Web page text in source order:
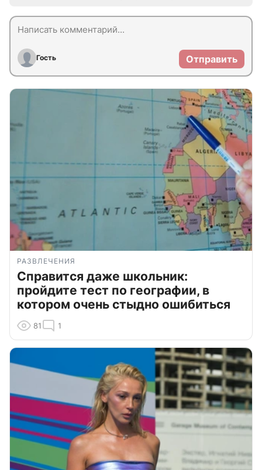
Гость Отправить
РАЗВЛЕЧЕНИЯ
Справится даже школьник:
пройдите тест по географии, в
котором очень стыдно ошибиться
81 1